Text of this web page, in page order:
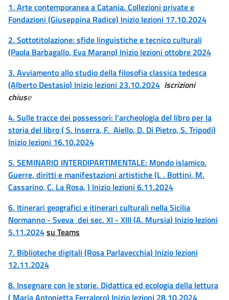
1. Arte contemporanea a Catania. Collezioni private e
Fondazioni (Giuseppina Radice) Inizio lezioni 17.10.2024
2. Sottotitolazione: sfide linguistiche e tecnico culturali
(Paola Barbagallo, Eva Marano) Inizio lezioni ottobre 2024
3. Avviamento allo studio della filosofia classica tedesca
(Alberto Destasio) Inizio lezioni 23.10.2024 Iscrizioni
chiuse
4. Sulle tracce dei possessori: l'archeologia del libro per la
storia del libro ( S. Inserra, F. Aiello, D. Di Pietro, S. Tripodi)
Inizio lezioni 16.10.2024
5. SEMINARIO INTERDIPARTIMENTALE: Mondo islamico.
Guerre, diritti e manifestazioni artistiche (L . Bottini, M.
Cassarino, C. La Rosa, ) Inizio lezioni 6.11.2024
6. Itinerari geografici e itinerari culturali nella Sicilia
Normanno - Sveva dei sec. XI - XIII (A. Mursia) Inizio lezioni
5.11.2024su Teams
7. Biblioteche digitali (Rosa Parlavecchia) Inizio lezioni
12.11.2024
8. Insegnare con le storie. Didattica ed ecologia della lettura
( Maria Antonietta Ferraloro) Inizio lezioni 28.10.2024